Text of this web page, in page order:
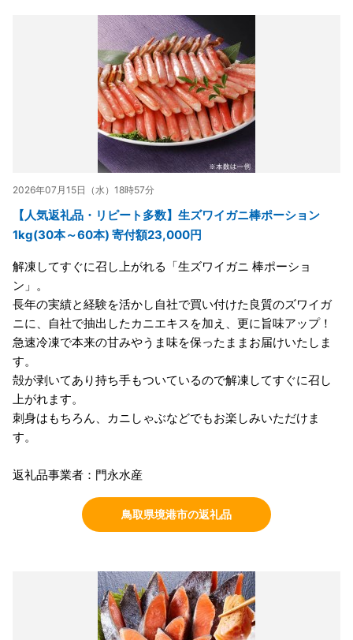
2026年07月15日（水）18時57分
【人気返礼品・リピート多数】生ズワイガニ棒ポーション
1kg(30本～60本) 寄付額23,000円
解凍してすぐに召し上がれる「生ズワイガニ 棒ポーショ
ン」。
長年の実績と経験を活かし自社で買い付けた良質のズワイガ
ニに、自社で抽出したカニエキスを加え、更に旨味アップ！
急速冷凍で本来の甘みやうま味を保ったままお届けいたしま
す。
殻が剥いてあり持ち手もついているので解凍してすぐに召し
上がれます。
刺身はもちろん、カニしゃぶなどでもお楽しみいただけま
す。
返礼品事業者：門永水産
鳥取県境港市の返礼品